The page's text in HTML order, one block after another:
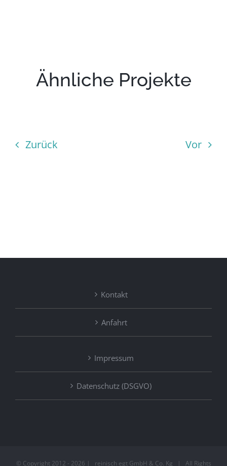
Ähnliche Projekte
Zurück Vor
Kontakt
Anfahrt
Impressum
Datenschutz (DSGVO)
© Copyright 2012 - 2026 | reinisch egt GmbH & Co. Kg | All Rights